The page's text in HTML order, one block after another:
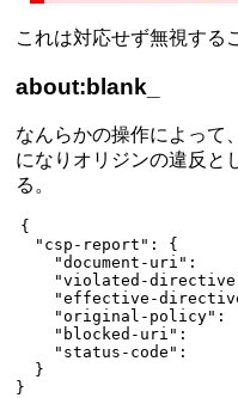
これは対応せず無視する
about:blank_
なんらかの操作によって
になりオリジンの違反と
る。
{
  "csp-report"
: {
    "document-uri"
"violated-
"effective-
    "original-policy"
    "blocked-uri"
    "status-code"
  }
}